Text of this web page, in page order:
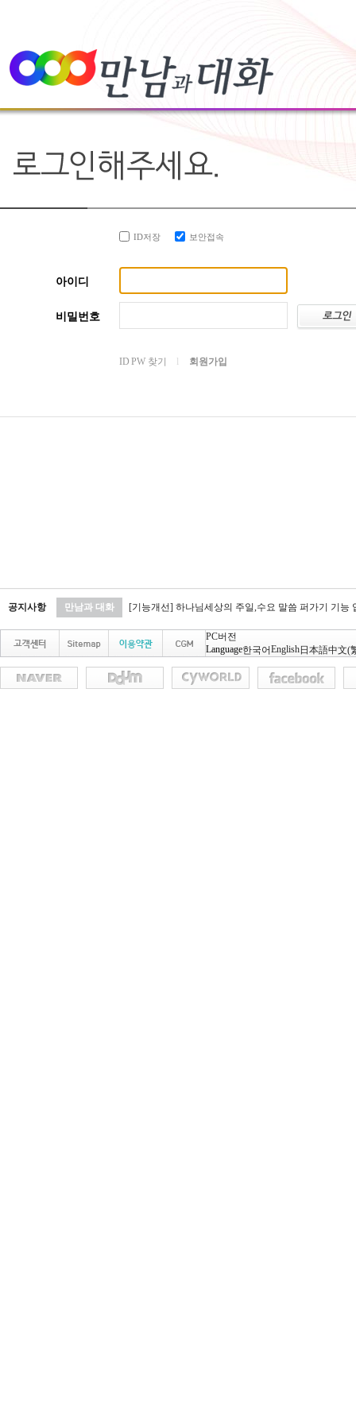
ID저장 보안접속
아이디
비밀번호
ID PW 찾기 회원가입
공지사항 만남과 대화 [기능개선] 하나님세상의 주일,수요 말씀 퍼가기 기능
PC버전
Language한국어English日本語中文(